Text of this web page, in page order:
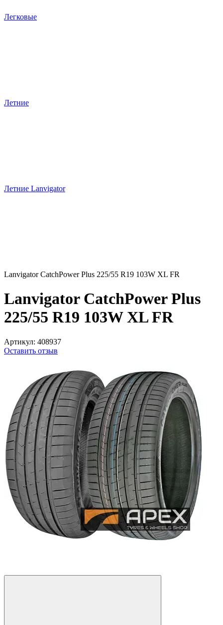
Легковые
Летние
Летние Lanvigator
Lanvigator CatchPower Plus 225/55 R19 103W XL FR
Lanvigator CatchPower Plus
225/55 R19 103W XL FR
Артикул: 408937
Оставить отзыв